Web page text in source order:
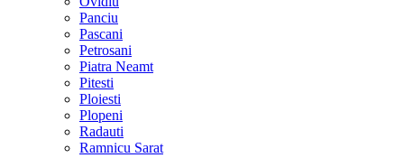
Panciu
Pascani
Petrosani
Piatra Neamt
Pitesti
Ploiesti
Plopeni
Radauti
Ramnicu Sarat